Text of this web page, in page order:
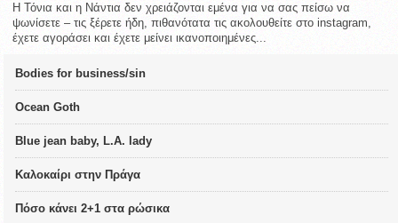
Η Τόνια και η Νάντια δεν χρειάζονται εμένα για να σας πείσω να
ψωνίσετε – τις ξέρετε ήδη, πιθανότατα τις ακολουθείτε στο instagram,
έχετε αγοράσει και έχετε μείνει ικανοποιημένες...
Bodies for business/sin
Ocean Goth
Blue jean baby, L.A. lady
Καλοκαίρι στην Πράγα
Πόσο κάνει 2+1 στα ρώσικα